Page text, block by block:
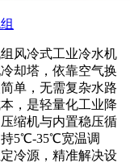
风冷式工业冷水机
却塔，依靠空气换
单，无需复杂水路
，是轻量化工业降
缩机与内置稳压循
持5℃-35℃宽温调
冷源，精准解决设